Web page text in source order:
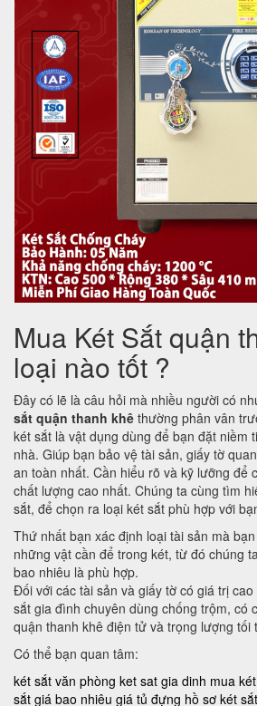
Mua Két Sắt quận
loại nào tốt ?
Đây có lẽ là câu hỏi mà nhiều người có
sắt quận thanh khê thường phân vân
két sắt là vật dụng dùng để bạn đặt niềm
nhà. Giúp bạn bảo vệ tài sản, giấy tờ
an toàn nhất. Cần hiểu rõ và kỹ lưỡng để
chất lượng cao nhất. Chúng ta cùng tìm
sắt, để chọn ra loại két sắt phù hợp với
Thứ nhất bạn xác định loại tài sản mà
những vật cần để trong két, từ đó chúng
bao nhiêu là phù hợp.
Đối với các tài sản và giấy tờ có giá trị
sắt gia đình chuyên dùng chống trộm, có
quận thanh khê điện tử và trọng lượng tối
Có thể bạn quan tâm:
két sắt văn phòng ket sat gia dinh mua
sắt giá bao nhiêu giá tủ đựng hồ sơ két